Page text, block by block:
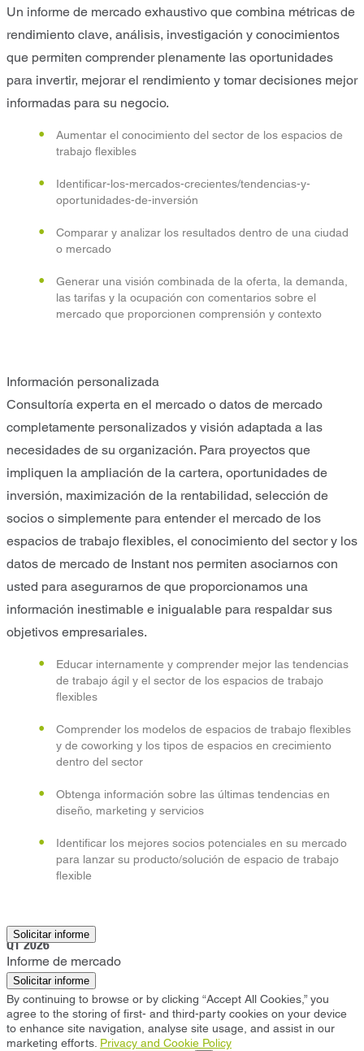
Un informe de mercado exhaustivo que combina métricas de
rendimiento clave, análisis, investigación y conocimientos
que permiten comprender plenamente las oportunidades
para invertir, mejorar el rendimiento y tomar decisiones mejor
informadas para su negocio.
Aumentar el conocimiento del sector de los espacios de
trabajo flexibles
Identificar-los-mercados-crecientes/tendencias-y-
oportunidades-de-inversión
Comparar y analizar los resultados dentro de una ciudad
o mercado
Generar una visión combinada de la oferta, la demanda,
las tarifas y la ocupación con comentarios sobre el
mercado que proporcionen comprensión y contexto
Información personalizada
Consultoría experta en el mercado o datos de mercado
completamente personalizados y visión adaptada a las
necesidades de su organización. Para proyectos que
impliquen la ampliación de la cartera, oportunidades de
inversión, maximización de la rentabilidad, selección de
socios o simplemente para entender el mercado de los
espacios de trabajo flexibles, el conocimiento del sector y los
datos de mercado de Instant nos permiten asociarnos con
usted para asegurarnos de que proporcionamos una
información inestimable e inigualable para respaldar sus
objetivos empresariales.
Educar internamente y comprender mejor las tendencias
de trabajo ágil y el sector de los espacios de trabajo
flexibles
Comprender los modelos de espacios de trabajo flexibles
y de coworking y los tipos de espacios en crecimiento
dentro del sector
Obtenga información sobre las últimas tendencias en
diseño, marketing y servicios
Identificar los mejores socios potenciales en su mercado
para lanzar su producto/solución de espacio de trabajo
flexible
Solicitar informe
Adelaide
Q1 2026
Informe de mercado
Solicitar informe
By continuing to browse or by clicking “Accept All Cookies,” you
agree to the storing of first- and third-party cookies on your device
to enhance site navigation, analyse site usage, and assist in our
marketing efforts. Privacy and Cookie Policy